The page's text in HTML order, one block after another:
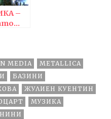
–
MEDIA
METALLICA
БАЗИНИ
ЖУЛИЕН КУЕНТИН
МУЗИКА